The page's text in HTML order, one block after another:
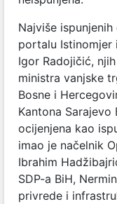
Najviše
portalu Istinomjer
Igor Radojičić,
ministra vanjske
Bosne i
Kantona Sarajevo
ocijenjena kao
imao je načelnik
Ibrahim
SDP-a BiH,
privrede i